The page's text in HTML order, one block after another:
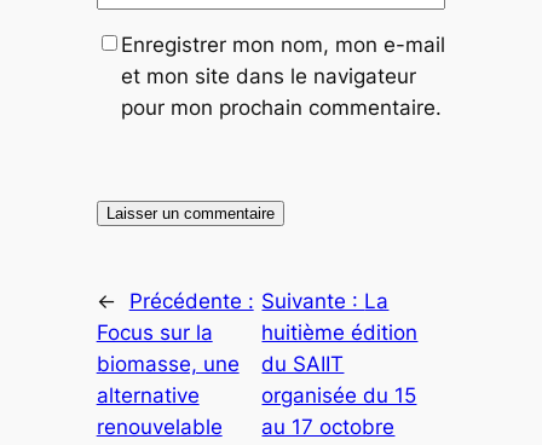
Enregistrer mon nom, mon e-mail
et mon site dans le navigateur
pour mon prochain commentaire.
←
Précédente :
Focus sur la
biomasse, une
alternative
renouvelable
Suivante : La
huitième édition
du SAIIT
organisée du 15
au 17 octobre